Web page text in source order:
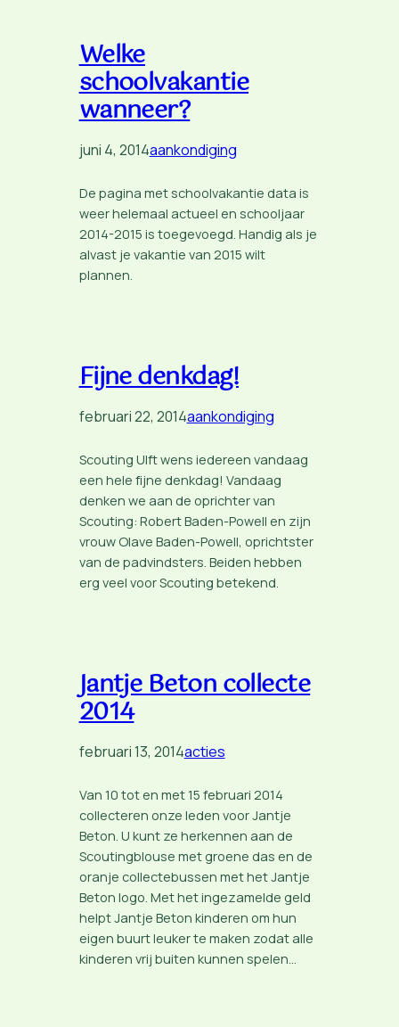
Welke
schoolvakantie
wanneer?
juni 4, 2014aankondiging
De pagina met schoolvakantie data is
weer helemaal actueel en schooljaar
2014-2015 is toegevoegd. Handig als je
alvast je vakantie van 2015 wilt
plannen.
Fijne denkdag!
februari 22, 2014aankondiging
Scouting Ulft wens iedereen vandaag
een hele fijne denkdag! Vandaag
denken we aan de oprichter van
Scouting: Robert Baden-Powell en zijn
vrouw Olave Baden-Powell, oprichtster
van de padvindsters. Beiden hebben
erg veel voor Scouting betekend.
Jantje Beton collecte
2014
februari 13, 2014acties
Van 10 tot en met 15 februari 2014
collecteren onze leden voor Jantje
Beton. U kunt ze herkennen aan de
Scoutingblouse met groene das en de
oranje collectebussen met het Jantje
Beton logo. Met het ingezamelde geld
helpt Jantje Beton kinderen om hun
eigen buurt leuker te maken zodat alle
kinderen vrij buiten kunnen spelen…